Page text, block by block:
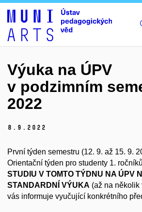
Výuka na ÚPV
v podzimním
2022
8. 9. 2022
První týden semestru (12. 9. až 15. 9.
Orientační týden pro studenty 1.
STUDIU V TOMTO TÝDNU NA ÚPV
STANDARDNÍ VÝUKA (až na několik
vás informuje vyučující konkrétního